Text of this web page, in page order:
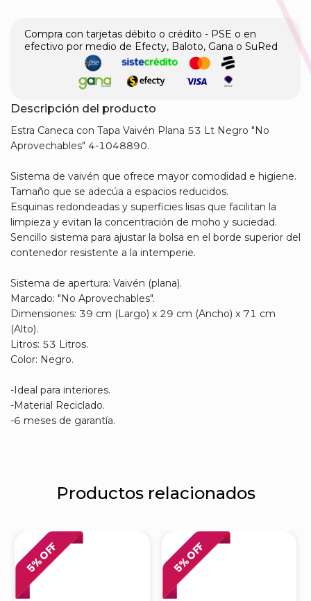
Compra con tarjetas débito o crédito - PSE o en
efectivo por medio de Efecty, Baloto, Gana o SuRed
Descripción del producto
Estra Caneca con Tapa Vaivén Plana 53 Lt Negro "No
Aprovechables" 4-1048890.
Sistema de vaivén que ofrece mayor comodidad e higiene.
Tamaño que se adecúa a espacios reducidos.
Esquinas redondeadas y superficies lisas que facilitan la
limpieza y evitan la concentración de moho y suciedad.
Sencillo sistema para ajustar la bolsa en el borde superior del
contenedor resistente a la intemperie.
Sistema de apertura: Vaivén (plana).
Marcado: "No Aprovechables".
Dimensiones: 39 cm (Largo) x 29 cm (Ancho) x 71 cm
(Alto).
Litros: 53 Litros.
Color: Negro.
-Ideal para interiores.
-Material Reciclado.
-6 meses de garantía.
Productos relacionados
5
% OFF 5
% OFF